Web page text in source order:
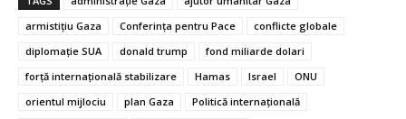
armistițiu Gaza
Conferința pentru Pace
conflicte globale
diplomație SUA
donald trump
fond miliarde dolari
forță internațională stabilizare
Hamas Israel
ONU
orientul mijlociu
plan Gaza
Politică internațională